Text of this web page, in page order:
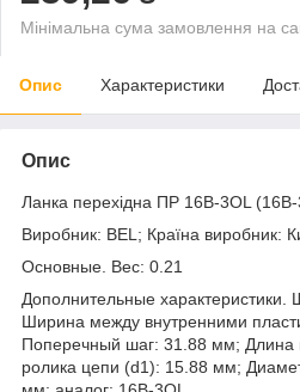
Мінімальна сума замовлення на
Опис Характеристики
Опис
Ланка перехідна ПР 16B-3OL
Виробник: BEL; Країна виробник:
Основные. Вес: 0.21
Дополнительные
Ширина между внутренними
Поперечный шаг: 31.88 мм; Длина
ролика цепи (d1): 15.88 мм;